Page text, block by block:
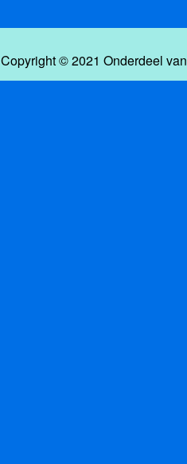
Copyright © 2021 Onderdeel van